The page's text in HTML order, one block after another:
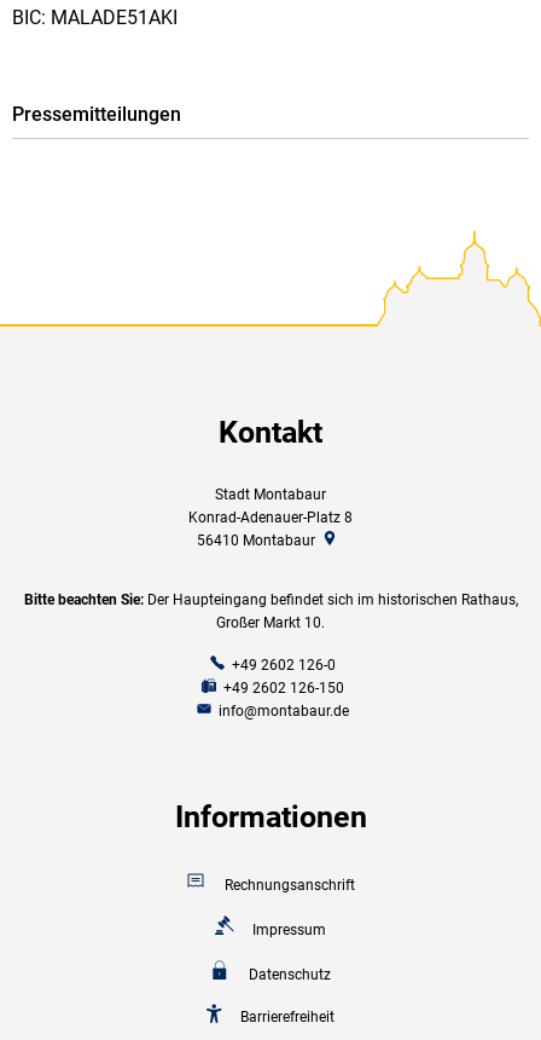
BIC: MALADE51AKI
Pressemitteilungen
Kontakt
Stadt Montabaur
Konrad-Adenauer-Platz 8
56410 Montabaur
Bitte beachten Sie: Der Haupteingang befindet sich im historischen Rathaus,
Großer Markt 10.
+49 2602 126-0
+49 2602 126-150
info@montabaur.de
Informationen
Rechnungsanschrift
Impressum
Datenschutz
Barrierefreiheit